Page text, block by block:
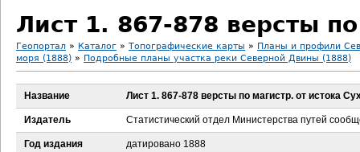
Лист 1. 867-878 версты
В
ы
з
Геопортал » Каталог » Топографические карты » Планы и профили
моря (1888) » Подробные планы участка реки Северной Двины (1888)
Название Лист 1. 867-878 версты по магистр. от истока
Издатель Статистический отдел Министерства путей
Год издания датировано 1888